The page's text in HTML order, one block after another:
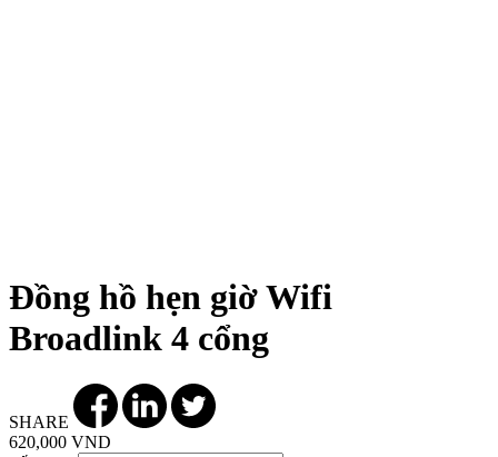
Đồng hồ hẹn giờ Wifi
Broadlink 4 cổng
SHARE
620,000 VND